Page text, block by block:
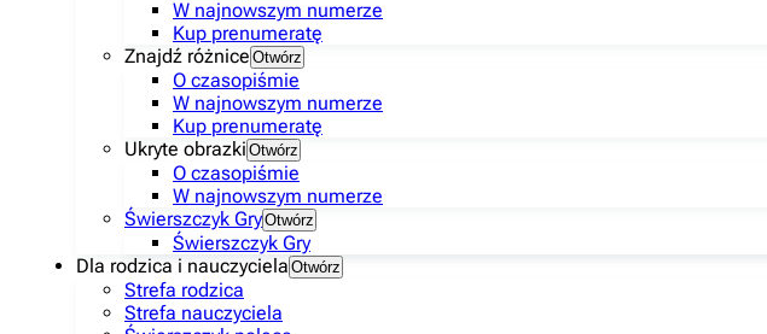
W najnowszym numerze
Kup prenumeratę
Znajdź różnice Otwórz
O czasopiśmie
W najnowszym numerze
Kup prenumeratę
Ukryte obrazki Otwórz
O czasopiśmie
W najnowszym numerze
Świerszczyk GryOtwórz
Świerszczyk Gry
Dla rodzica i nauczyciela Otwórz
Strefa rodzica
Strefa nauczyciela